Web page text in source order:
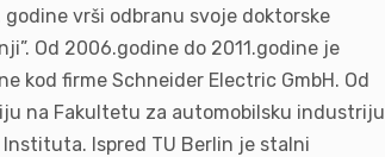
vrši odbranu svoje doktorske
Od 2006.godine do 2011.godine je
kod firme Schneider Electric GmbH. Od
na Fakultetu za automobilsku industriju
Ispred TU Berlin je stalni